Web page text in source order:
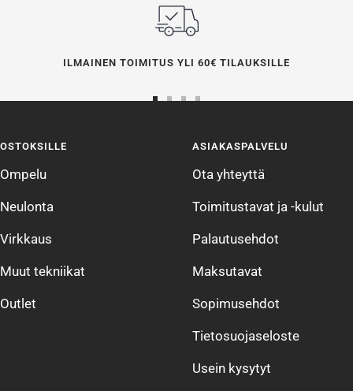
ILMAINEN TOIMITUS YLI 60€ TILAUKSILLE
4
OSTOKSILLE
Ompelu
Neulonta
Virkkaus
Muut tekniikat
Outlet
ASIAKASPALVELU
Ota yhteyttä
Toimitustavat ja -kulut
Palautusehdot
Maksutavat
Sopimusehdot
Tietosuojaseloste
Usein kysytyt